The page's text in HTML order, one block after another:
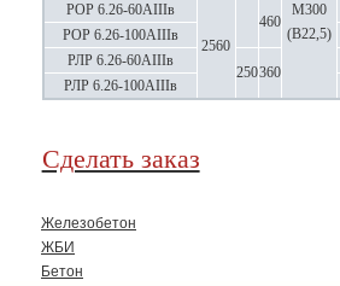
2560
М300
(В22,5)
РОР 6.26-60АIIIв
460
РОР 6.26-100АIIIв
РЛР 6.26-60АIIIв
250360
РЛР 6.26-100АIIIв
Сделать заказ
Железобетон
ЖБИ
Бетон